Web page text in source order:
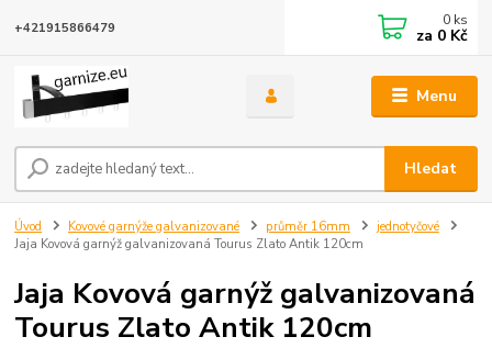
Menu
Hledat
+421915866479 0 ks
za 0 Kč
Úvod Kovové garnýže galvanizované průměr 16mm
jednotyčové
Jaja Kovová garnýž galvanizovaná Tourus Zlato Antik 120cm
Jaja Kovová garnýž galvanizovaná
Tourus Zlato Antik 120cm